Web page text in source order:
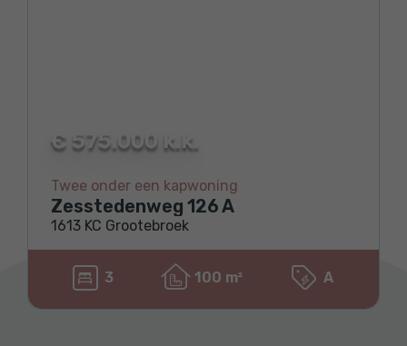
€ 575.000 k.k.
Twee onder een kapwoning
Zesstedenweg 126 A
1613 KC Grootebroek
3 100 m² A